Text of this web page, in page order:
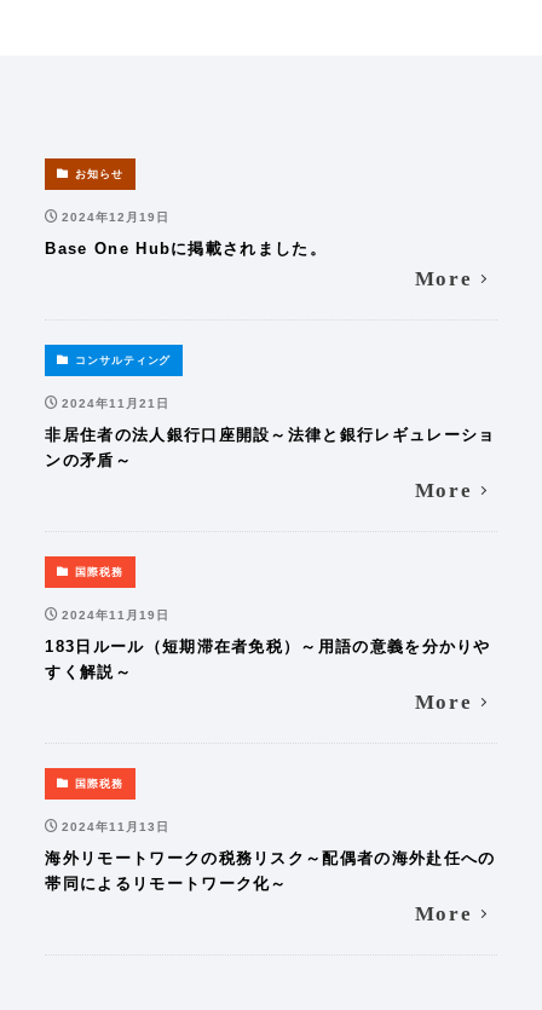
お知らせ
2024年12月19日
Base One Hubに掲載されました。
More
コンサルティング
2024年11月21日
非居住者の法人銀行口座開設～法律と銀行レギュレーショ
ンの矛盾～
More
国際税務
2024年11月19日
183日ルール（短期滞在者免税）～用語の意義を分かりや
すく解説～
More
国際税務
2024年11月13日
海外リモートワークの税務リスク～配偶者の海外赴任への
帯同によるリモートワーク化～
More